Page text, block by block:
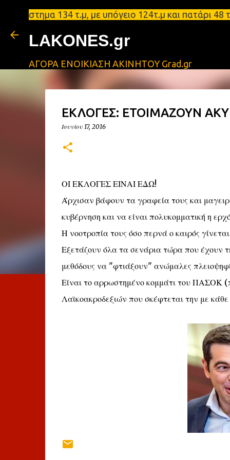
134 τ.μ, με υπόγειο 124τ.μ και πατάρι
LAKONES.gr
ΑΓΟΡΑ ΕΝΟΙΚΙΑΣΗ ΑΚΙΝΗΤΟΥ Grad.gr
ΕΚΛΟΓΕΣ: ΕΤΟΙΜΑΖΟΥΝ
Ιουνίου 17, 2016
ΟΙ ΕΚΛΟΓΕΣ ΕΙΝΑΙ ΕΔΩ!
Άρχισαν βάφουν τα γραφεία τους και
κυβέρνηση και να είναι πολυκομματική η
Η νοοτροπία τους όσο περνά ο καιρός
Εξετάζουν όλα τα σενάρια τώρα που έχουν
μεθόδους να "φτιάξουν" ανώμαλες
Είναι το αρρωστημένο κομμάτι του ΠΑΣΟΚ
Λαϊκοακροδεξιών που σκέφτεται την με